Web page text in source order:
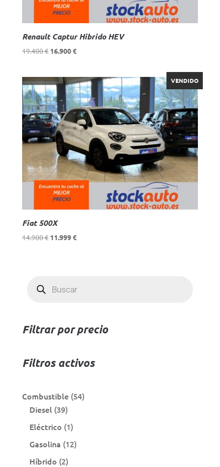
Renault Captur Hibrido HEV
19.400€ El
era:
19.400 €.
16.900€El
es:
16.900 €.
VENDIDO
Fiat 500X
14.900€ El
11.999€El
productos
Filtrar por precio
Filtros activos
Combustible 5454
Diesel 3939
productos
Eléctrico 11
producto
Gasolina 1212
Híbrido 22